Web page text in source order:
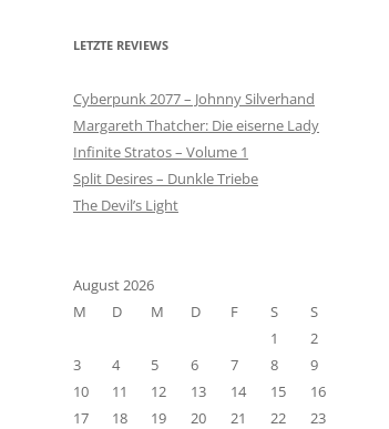
LETZTE REVIEWS
Cyberpunk 2077 – Johnny Silverhand
Margareth Thatcher: Die eiserne Lady
Infinite Stratos – Volume 1
Split Desires – Dunkle Triebe
The Devil’s Light
August 2026
M
D M D F S
S
1
2
3
4 5 6 7 8
9
10
11 12 13 14 15
16
17
18 19 20 21 22
23